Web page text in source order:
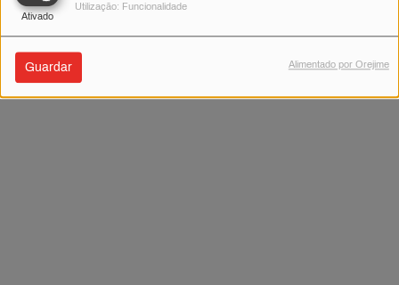
Ativado
Utilização: Funcionalidade
Guardar Alimentado por Orejime